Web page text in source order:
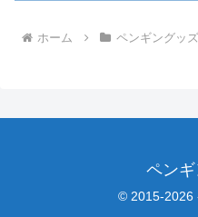
ホーム ペンギングッ
ペン
© 2015-2026